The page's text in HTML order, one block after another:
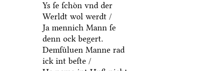
Ys ſe ſchoͤn vnd der
Werldt wol werdt /
Ja mennich Mann ſe
denn ock begert.
Demſuͤluen Manne rad
ick int beſte /